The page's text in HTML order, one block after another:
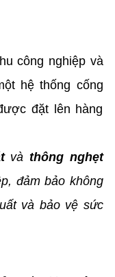
công nghiệp và
hệ thống cống
đặt lên hàng
và thông nghẹt
đảm bảo không
và bảo vệ sức